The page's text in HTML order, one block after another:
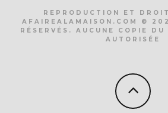
REPRODUCTION ET
AFAIREALAMAISON.COM ©
RÉSERVÉS. AUCUNE COPIE
AUTORISÉE